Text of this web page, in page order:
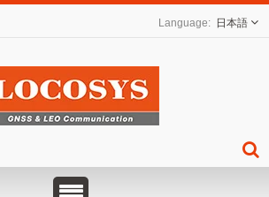
日本語